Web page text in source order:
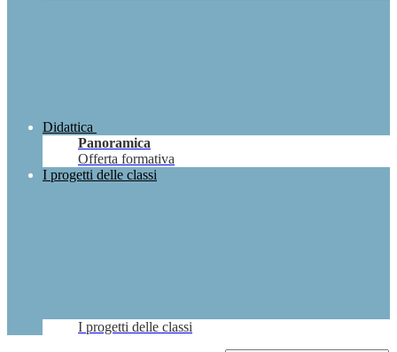
Didattica
Panoramica
Offerta formativa
I progetti delle classi
I progetti delle classi